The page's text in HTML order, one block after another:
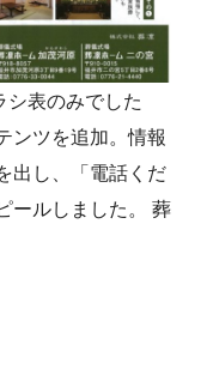
表のみでした
ンツを追加。情報
出し、「電話くだ
ールしました。 葬